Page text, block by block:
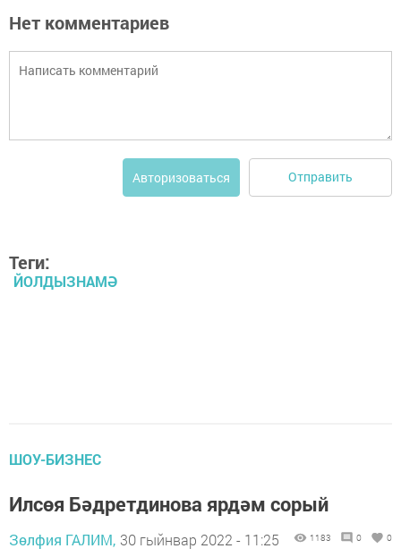
Нет комментариев
Авторизоваться Отправить
Теги:
ЙОЛДЫЗНАМӘ
ШОУ-БИЗНЕС
Илсөя Бәдретдинова ярдәм сорый
Зөлфия ГАЛИМ, 30 гыйнвар 2022 - 11:25 1183 0 0